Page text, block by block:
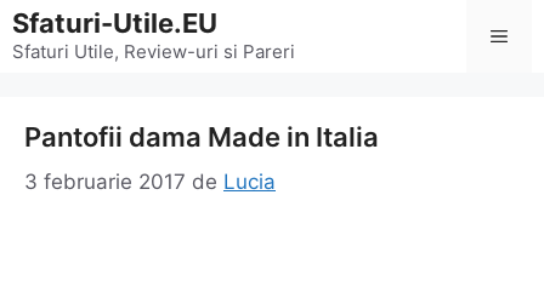
Sari
la
Sfaturi-Utile.EU
Sfaturi Utile, Review-uri si Pareri
Pantofii dama Made in Italia
3 februarie 2017 de Lucia